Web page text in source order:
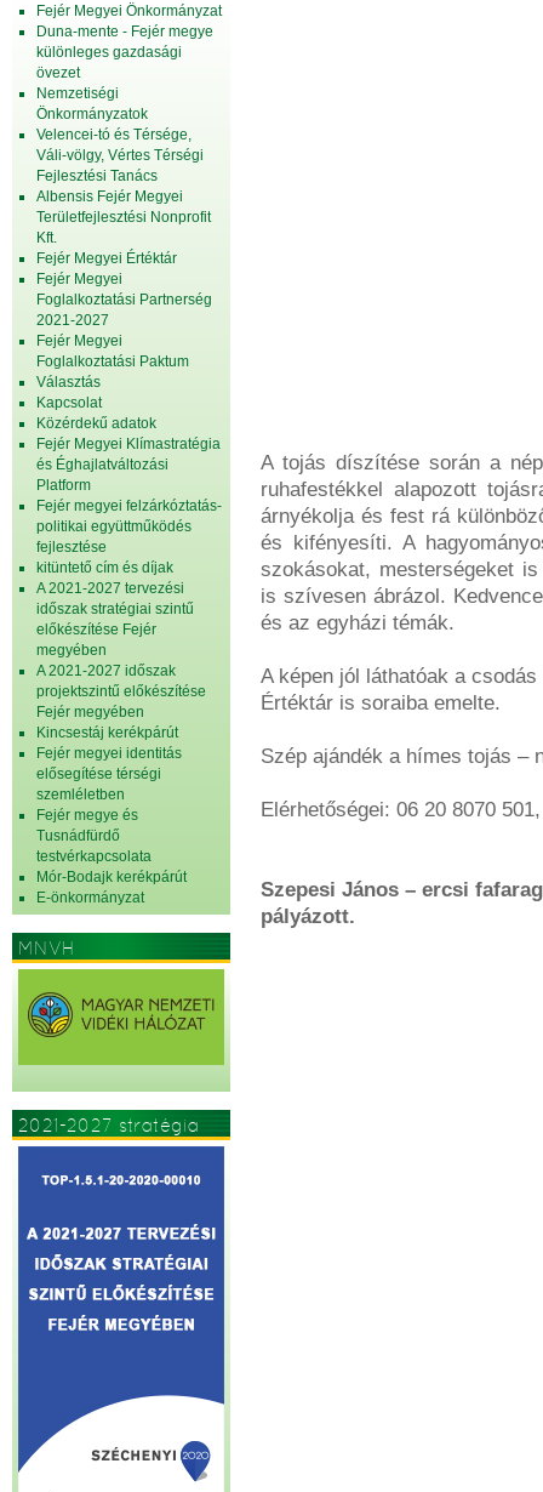
Fejér Megyei Önkormányzat
Duna-mente - Fejér megye
különleges gazdasági
övezet
Nemzetiségi
Önkormányzatok
Velencei-tó és Térsége,
Váli-völgy, Vértes Térségi
Fejlesztési Tanács
Albensis Fejér Megyei
Területfejlesztési Nonprofit
Kft.
Fejér Megyei Értéktár
Fejér Megyei
Foglalkoztatási Partnerség
2021-2027
Fejér Megyei
Foglalkoztatási Paktum
Választás
Kapcsolat
Közérdekű adatok
Fejér Megyei Klímastratégia
és Éghajlatváltozási
Platform
Fejér megyei felzárkóztatás-
politikai együttműködés
fejlesztése
kitüntető cím és díjak
A 2021-2027 tervezési
időszak stratégiai szintű
előkészítése Fejér
megyében
A 2021-2027 időszak
projektszintű előkészítése
Fejér megyében
Kincsestáj kerékpárút
Fejér megyei identitás
elősegítése térségi
szemléletben
Fejér megye és
Tusnádfürdő
testvérkapcsolata
Mór-Bodajk kerékpárút
E-önkormányzat
MNVH
2021-2027 stratégia
A tojás díszítése során a
ruhafestékkel alapozott
árnyékolja és fest rá
és kifényesíti. A
szokásokat, mesterségeket
is szívesen ábrázol.
és az egyházi témák.
A képen jól láthatóak a
Értéktár is soraiba emelte.
Szép ajándék a hímes tojás –
Elérhetőségei: 06 20 8070
Szepesi János – ercsi
pályázott.